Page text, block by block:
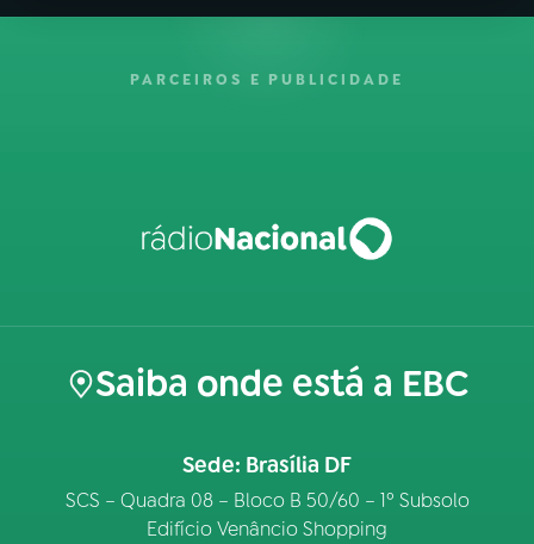
PARCEIROS E PUBLICIDADE
Saiba onde está a EBC
Sede: Brasília DF
SCS – Quadra 08 – Bloco B 50/60 – 1º Subsolo
Edifício Venâncio Shopping